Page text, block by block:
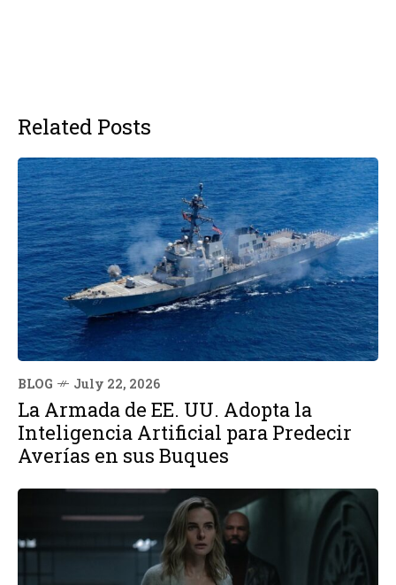
Related Posts
BLOG July 22, 2026
La Armada de EE. UU. Adopta la
Inteligencia Artificial para Predecir
Averías en sus Buques